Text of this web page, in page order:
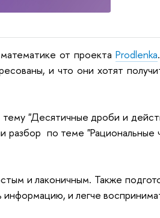
от проекта Prodlenka
и что они хотят
тему "Десятичные дроби и
разбор по теме "Рациональные
и лаконичным. Также
и легче